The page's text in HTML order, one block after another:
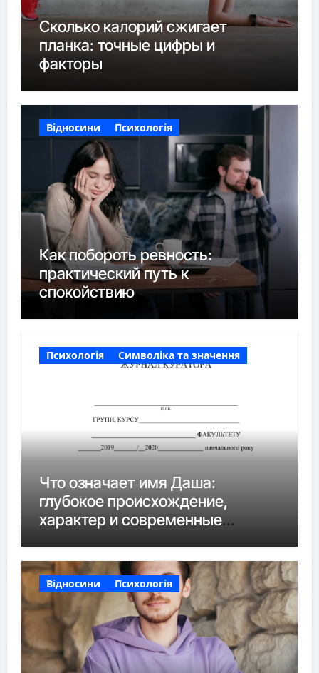
Сколько калорий сжигает
планка: точные цифры и
факторы
Відносини Психологія
Как побороть ревность:
практический путь к
спокойствию
Психологія Символіка та значення
Что означает имя Даша:
глубокое происхождение,
характер и современные
Відносини Психологія